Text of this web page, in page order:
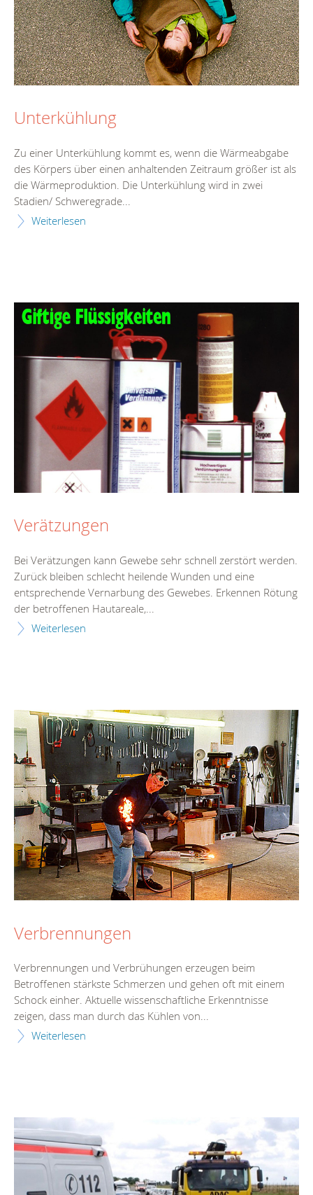
Unterkühlung
Zu einer Unterkühlung kommt es, wenn die Wärmeabgabe
des Körpers über einen anhaltenden Zeitraum größer ist als
die Wärmeproduktion. Die Unterkühlung wird in zwei
Stadien/ Schweregrade...
Weiterlesen
Verätzungen
Bei Verätzungen kann Gewebe sehr schnell zerstört werden.
Zurück bleiben schlecht heilende Wunden und eine
entsprechende Vernarbung des Gewebes. Erkennen Rötung
der betroffenen Hautareale,...
Weiterlesen
Verbrennungen
Verbrennungen und Verbrühungen erzeugen beim
Betroffenen stärkste Schmerzen und gehen oft mit einem
Schock einher. Aktuelle wissenschaftliche Erkenntnisse
zeigen, dass man durch das Kühlen von...
Weiterlesen